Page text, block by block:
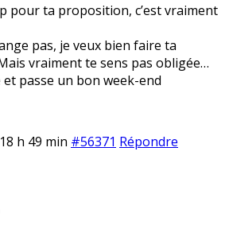
pour ta proposition, c’est vraiment
pas, je veux bien faire ta
vraiment te sens pas obligée…
passe un bon week-end
h 49 min #56371 Répondre